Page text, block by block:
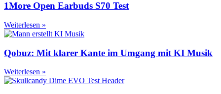
1More Open Earbuds S70 Test
Weiterlesen »
Qobuz: Mit klarer Kante im Umgang mit KI Musik
Weiterlesen »